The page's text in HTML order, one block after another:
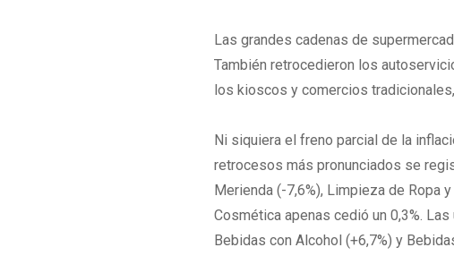
Las grandes cadenas de
También retrocedieron los
los kioscos y comercios
Ni siquiera el freno parcial de la
retrocesos más pronunciados se
Merienda (-7,6%), Limpieza de Ropa
Cosmética apenas cedió un 0,3%.
Bebidas con Alcohol (+6,7%) y